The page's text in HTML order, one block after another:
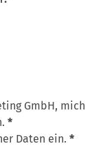
GmbH, mich
*
Daten ein. *